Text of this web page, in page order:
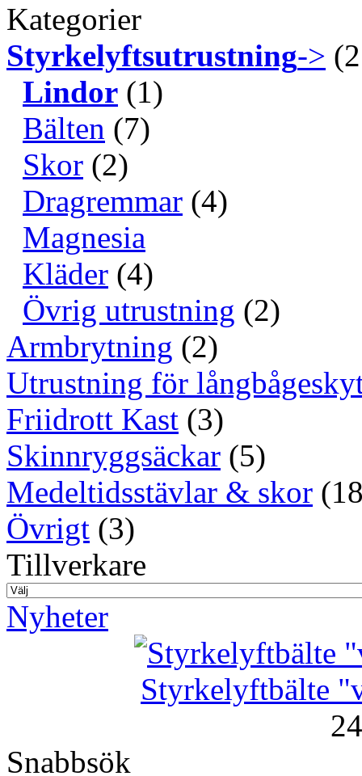
Kategorier
Styrkelyftsutrustning->
Lindor (1)
Bälten (7)
Skor (2)
Dragremmar (4)
Magnesia
Kläder (4)
Övrig utrustning (2)
Armbrytning (2)
Utrustning för
Friidrott Kast (3)
Skinnryggsäckar (5)
Medeltidsstävlar & skor
Övrigt (3)
Tillverkare
Nyheter
Styrkelyftbälte
Snabbsök